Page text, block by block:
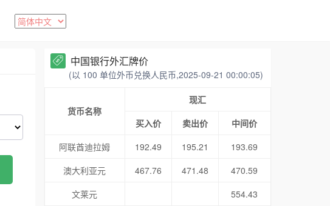
中国银行外汇牌价
(以 100 单位外币兑换人民币,2025-09-21 00:00:05)
货币名称
现汇
买入价
卖出价
中间价
阿联酋迪拉姆
192.49 195.21
193.69
澳大利亚元
467.76 471.48
470.59
文莱元
554.43